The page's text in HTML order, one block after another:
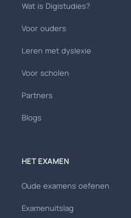
Wat is Digistudies?
Voor ouders
Leren met dyslexie
Voor scholen
Partners
Blogs
HET EXAMEN
Oude examens oefenen
Examenuitslag